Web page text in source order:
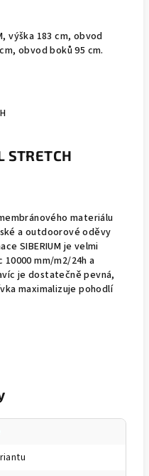
výška 183 cm, obvod
obvod boků 95 cm.
materiálu
a outdoorové oděvy
SIBERIUM je velmi
mm/m2/24h a
je dostatečně pevná,
maximalizuje pohodlí